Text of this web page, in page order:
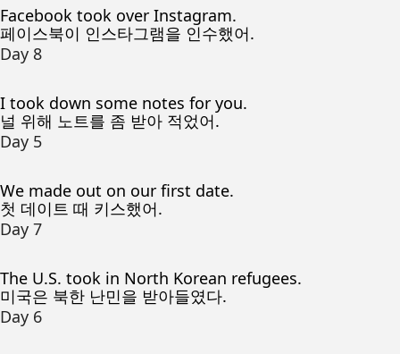
Facebook took over Instagram.
페이스북이 인스타그램을 인수했어.
Day 8
I took down some notes for you.
널 위해 노트를 좀 받아 적었어.
Day 5
We made out on our first date.
첫 데이트 때 키스했어.
Day 7
The U.S. took in North Korean refugees.
미국은 북한 난민을 받아들였다.
Day 6